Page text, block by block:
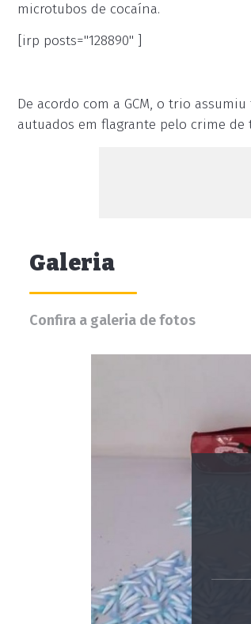
microtubos de cocaína.
[irp posts="128890" ]
De acordo com a GCM, o trio
autuados em flagrante pelo crime
Galeria
Confira a galeria de fotos